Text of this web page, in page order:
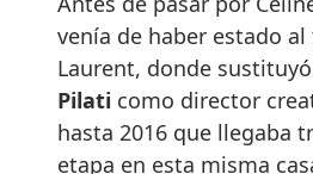
venía de haber estado
Laurent, donde
Pilati como director
hasta 2016 que llegaba
etapa en esta misma